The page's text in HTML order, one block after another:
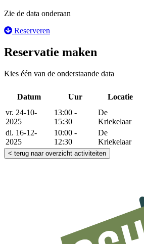
Zie de data onderaan
Reserveren
Reservatie maken
Kies één van de onderstaande data
Datum Uur Locatie
vr. 24-10-
2025
13:00 -
15:30
De
Kriekelaar
di. 16-12-
2025
10:00 -
12:30
De
Kriekelaar
< terug naar overzicht activiteiten